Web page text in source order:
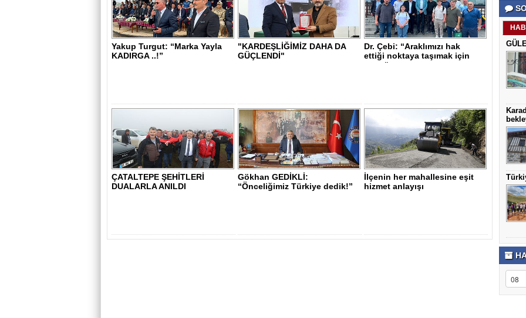
Yakup Turgut: “Marka Yayla
KADIRGA ..!”
"KARDEŞLİĞİMİZ DAHA DA
GÜÇLENDİ"
Dr. Çebi: “Araklımızı hak
ettiği noktaya taşımak için
var gü..
ÇATALTEPE ŞEHİTLERİ
DUALARLA ANILDI
Gökhan GEDİKLİ:
“Önceliğimiz Türkiye dedik!”
İlçenin her mahallesine eşit
hizmet anlayışı